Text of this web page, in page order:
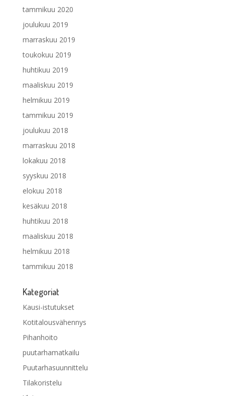
tammikuu 2020
joulukuu 2019
marraskuu 2019
toukokuu 2019
huhtikuu 2019
maaliskuu 2019
helmikuu 2019
tammikuu 2019
joulukuu 2018
marraskuu 2018
lokakuu 2018
syyskuu 2018
elokuu 2018
kesäkuu 2018
huhtikuu 2018
maaliskuu 2018
helmikuu 2018
tammikuu 2018
Kategoriat
Kausi-istutukset
Kotitalousvähennys
Pihanhoito
puutarhamatkailu
Puutarhasuunnittelu
Tilakoristelu